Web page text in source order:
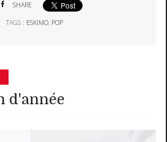
SHARE
TAGS : ESKIMO, POP
d'année